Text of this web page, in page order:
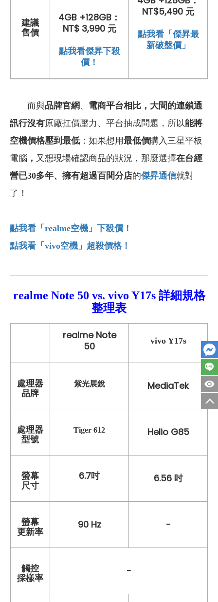
建議
售價
4GB +128GB：
NT$ 3,990 元
點我看傑昇下殺
價！
NT$5,490 元
點我看「傑昇最
新破盤價」
而與品牌官網 、 電商平台相比，大間的連鎖通
訊行沒有原廠扛價壓力、平台抽成問題，所以能將
空機價格壓到最低 ；如果想用最低價購入三星平板
電腦 ， 又想現場確認商品的狀況，那麼選擇在台經
營已30多年、 擁有超過百間分店的傑昇通信就對
了！
點我看「realme空機」下殺價！
點我看「vivo空機」超殺價格！
realme Note 50 vs. vivo Y17s 詳細規格
整理表
realme Note
50
vivo Y17s
處理器
品牌
紫光展銳 MediaTek
處理器
型號
Tiger 612 Helio G85
螢幕
尺寸
6.7吋 6.56 吋
螢幕
更新率
90 Hz -
觸控
採樣率
-